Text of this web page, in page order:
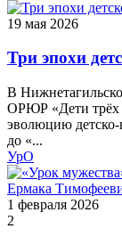
19 мая 2026
Три эпохи
В
ОРЮР «Дети трёх
эволюцию
до «...
УрО
1 февраля 2026
2